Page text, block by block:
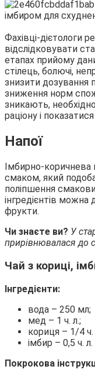
Фахівці-дієтологи
відслідковувати
етапах прийому
стілець, болючі,
знизити дозування
зниження норм
зникають,
раціону і
Напої
Імбирно-
смаком, який
поліпшення
інгредієнтів можна
фрукти.
Чи знаєте ви? У
прирівнювалася до
Чай з кориці,
Інгредієнти:
вода – 250 мл;
мед – 1 ч. л.;
кориця – 1/4 ч.
імбир – 0,5 ч. л.
Покрокова